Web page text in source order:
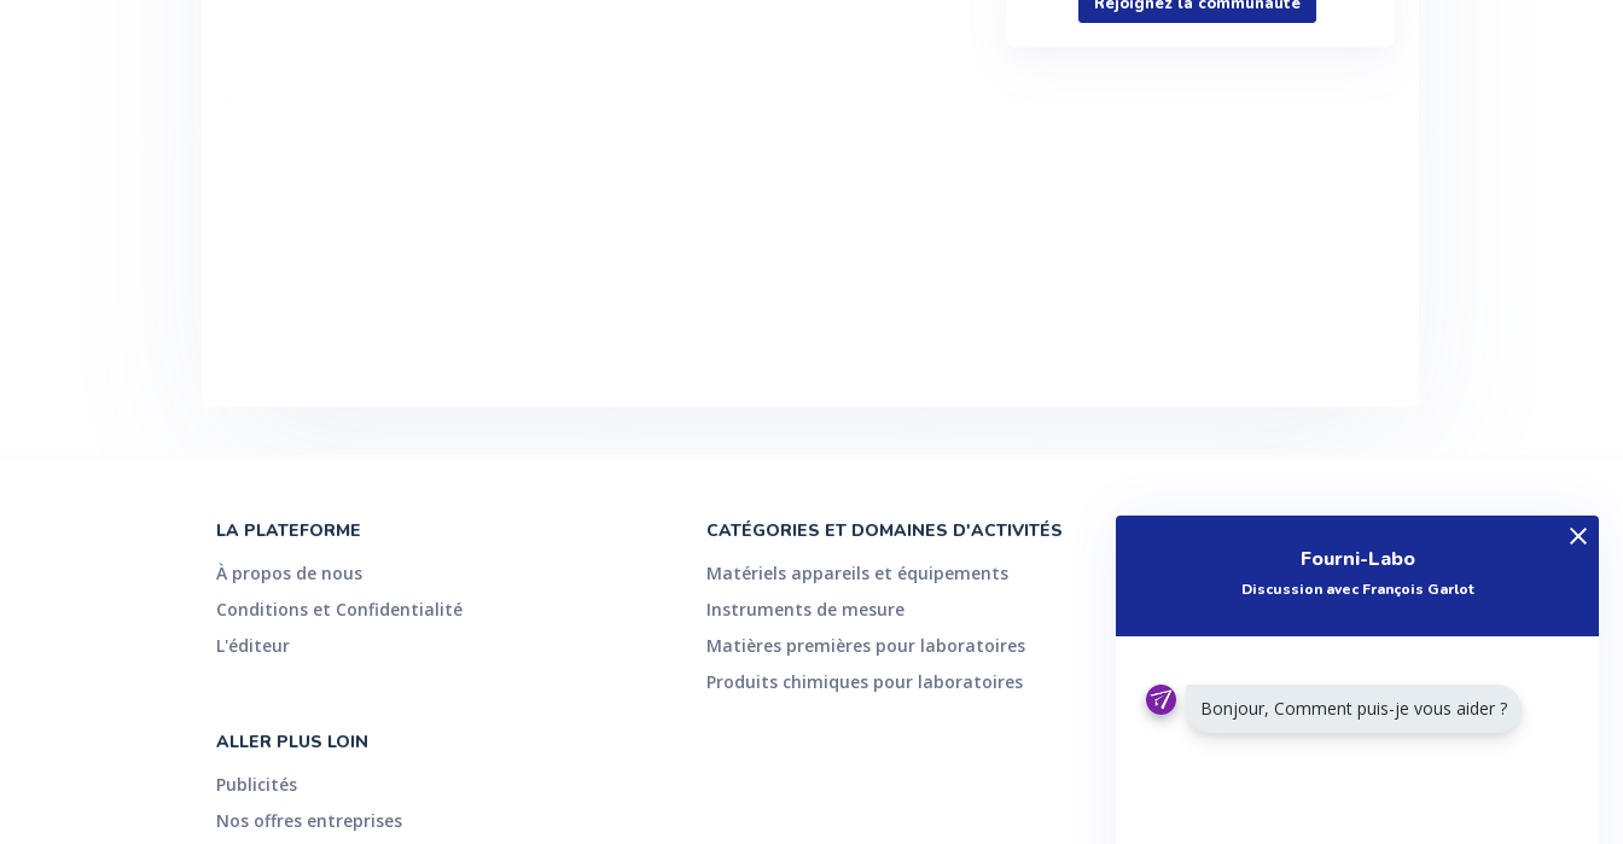
LA PLATEFORME
À propos de nous
Conditions et Confidentialité
L'éditeur
ALLER PLUS LOIN
Publicités
Nos offres entreprises
CATÉGORIES ET DOMAINES D'ACTIVITÉS
Matériels appareils et équipements
Instruments de mesure
Matières premières pour laboratoires
Produits chimiques pour laboratoires
Réalisations
Tutoriels
Fourni-Labo
Discussion avec François Garlot
Bonjour, Comment puis-je vous aider ?